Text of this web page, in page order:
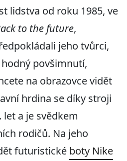
lidstva od roku 1985, ve
to the future,
jeho tvůrci,
povšimnutí,
na obrazovce vidět
hrdina se díky stroji
let a je svědkem
rodičů. Na jeho
futuristické boty Nike